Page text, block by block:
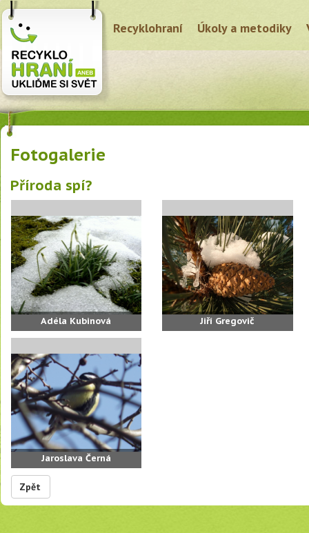
Recyklohraní Úkoly a metodiky
Fotogalerie
Příroda spí?
Adéla Kubinová Jiří Gregovič
Jaroslava Černá
Zpět